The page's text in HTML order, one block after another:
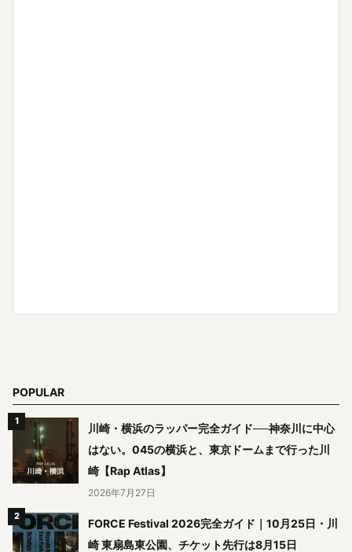
POPULAR
川崎・横浜のラッパー完全ガイド──神奈川に中心
はない。045の横浜と、東京ドームまで行った川
崎【Rap Atlas】
2026年7月27日
FORCE Festival 2026完全ガイド｜10月25日・川
崎 東扇島東公園、チケット先行は8月15日